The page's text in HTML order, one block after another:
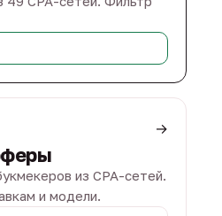
→
из CPA-сетей.
и модели.